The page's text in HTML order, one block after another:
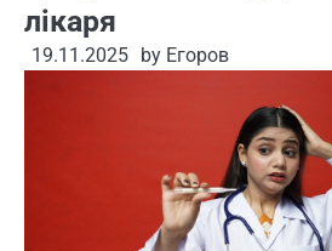
лікаря
19.11.2025 by Егоров